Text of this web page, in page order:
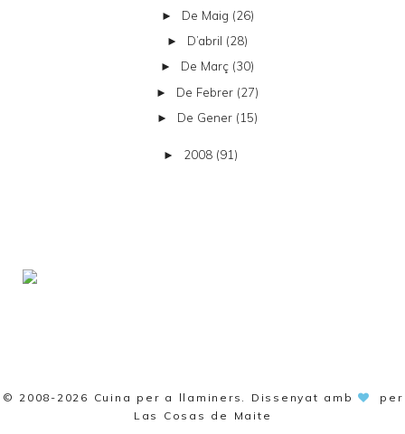
► De Maig (26)
► D’abril (28)
► De Març (30)
► De Febrer (27)
► De Gener (15)
► 2008 (91)
© 2008-2026 Cuina per a llaminers . Dissenyat amb
per
Las Cosas de Maite